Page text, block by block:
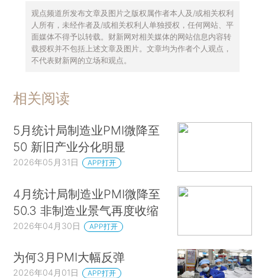
观点频道所发布文章及图片之版权属作者本人及/或相关权利
人所有，未经作者及/或相关权利人单独授权，任何网站、平
面媒体不得予以转载。财新网对相关媒体的网站信息内容转
载授权并不包括上述文章及图片。文章均为作者个人观点，
不代表财新网的立场和观点。
相关阅读
5月统计局制造业PMI微降至
50 新旧产业分化明显
2026年05月31日 APP打开
4月统计局制造业PMI微降至
50.3 非制造业景气再度收缩
2026年04月30日 APP打开
为何3月PMI大幅反弹
2026年04月01日 APP打开